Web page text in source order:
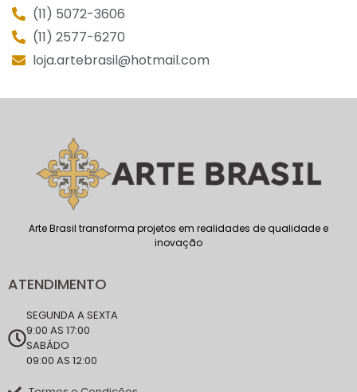
(11) 5072-3606
(11) 2577-6270
loja.artebrasil@hotmail.com
Arte Brasil transforma projetos em realidades de qualidade e
inovação
ATENDIMENTO
SEGUNDA A SEXTA
9:00 AS 17:00
SABÁDO
09:00 AS 12:00